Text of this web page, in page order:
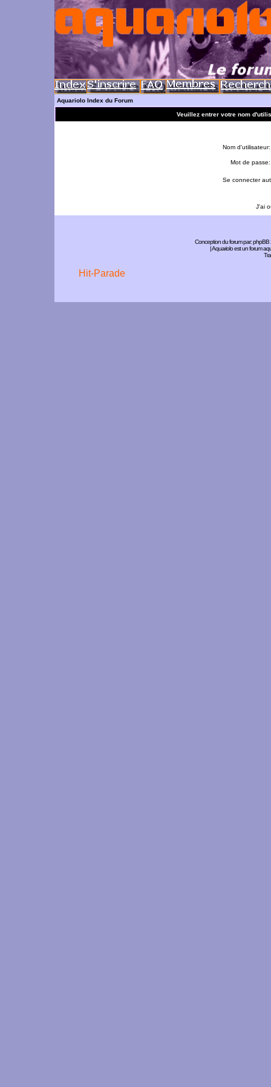
Aquariolo Index du Forum
Veuillez entrer votre nom
Nom d'utilisateur:
Mot de passe:
Se connecter
J'ai
Conception du forum par:phpBB
| Aquariolo est un forum